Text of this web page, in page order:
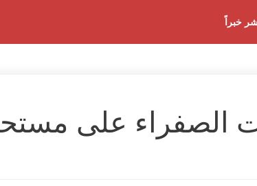
خبراً
الصفراء على